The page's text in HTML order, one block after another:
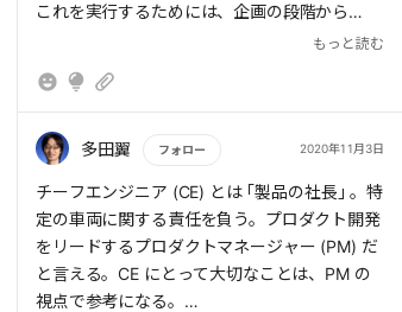
これを実行するためには、企画の段階から
各部品に対するコスト試算とターゲット価格の
強みであるといえる。
もっと読む
多田翼 フォロー 2020年11月3日
もっと読む
チーフエンジニア (CE) とは ｢製品の社長｣ 。特
定の車両に関する責任を負う。プロダクト開発
をリードするプロダクトマネージャー (PM) だ
と言える。CE にとって大切なことは、PM の
視点で参考になる。